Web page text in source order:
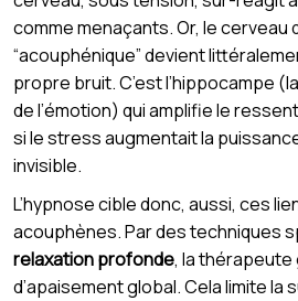
comme menaçants. Or, le cerveau
“acouphénique” devient
propre bruit. C’est l’hippocampe
de l’émotion) qui amplifie le
si le stress augmentait la
invisible.
L’hypnose cible donc, aussi, ces
acouphènes. Par des techniques
relaxation profonde, la thérapeute
d’apaisement global. Cela limite la